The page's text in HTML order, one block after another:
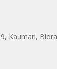
Kauman, Blora